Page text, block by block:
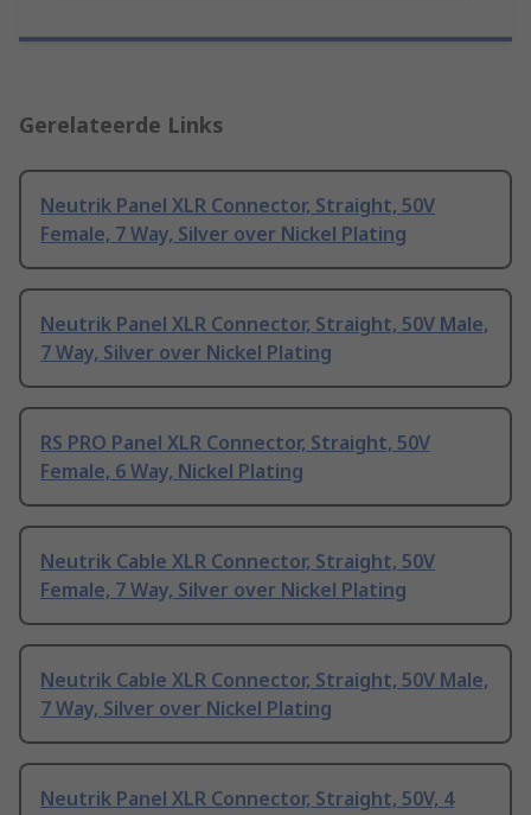
Gerelateerde Links
Neutrik Panel XLR Connector, Straight, 50V
Female, 7 Way, Silver over Nickel Plating
Neutrik Panel XLR Connector, Straight, 50V Male,
7 Way, Silver over Nickel Plating
RS PRO Panel XLR Connector, Straight, 50V
Female, 6 Way, Nickel Plating
Neutrik Cable XLR Connector, Straight, 50V
Female, 7 Way, Silver over Nickel Plating
Neutrik Cable XLR Connector, Straight, 50V Male,
7 Way, Silver over Nickel Plating
Neutrik Panel XLR Connector, Straight, 50V, 4